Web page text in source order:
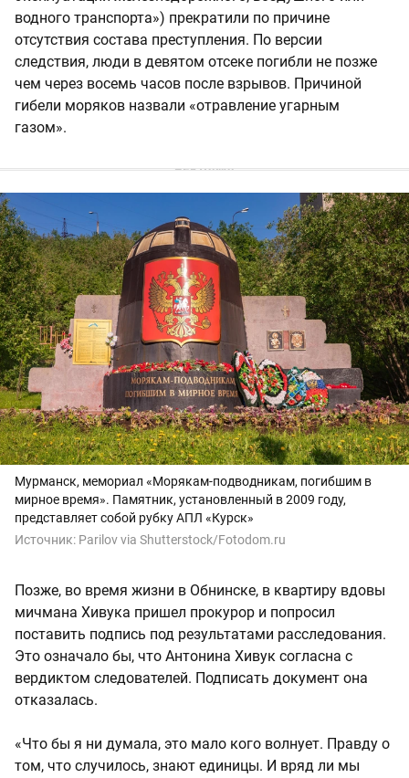
водного транспорта») прекратили по причине
отсутствия состава преступления. По версии
следствия, люди в девятом отсеке погибли не позже
чем через восемь часов после взрывов. Причиной
гибели моряков назвали «отравление угарным
газом».
Мурманск, мемориал «Морякам-подводникам, погибшим в
мирное время». Памятник, установленный в 2009 году,
представляет собой рубку АПЛ «Курск»
Источник: Parilov via Shutterstock/Fotodom.ru
Позже, во время жизни в Обнинске, в квартиру вдовы
мичмана Хивука пришел прокурор и попросил
поставить подпись под результатами расследования.
Это означало бы, что Антонина Хивук согласна с
вердиктом следователей. Подписать документ она
отказалась.
«Что бы я ни думала, это мало кого волнует. Правду о
том, что случилось, знают единицы. И вряд ли мы